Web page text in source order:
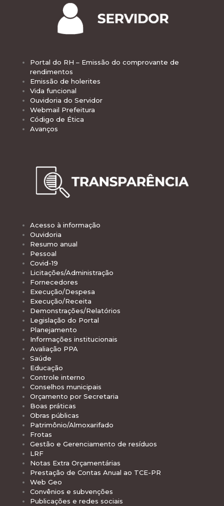
Portal do RH – Emissão do comprovante de
rendimentos
Emissão de holerites
Vida funcional
Ouvidoria do Servidor
Webmail Prefeitura
Código de Ética
Avanços
Acesso à informação
Ouvidoria
Resumo anual
Pessoal
Covid-19
Licitações/Administração
Fornecedores
Execução/Despesa
Execução/Receita
Demonstrações/Relatórios
Legislação do Portal
Planejamento
Informações institucionais
Avaliação PPA
Saúde
Educação
Controle interno
Conselhos municipais
Orçamento por Secretaria
Boas práticas
Obras públicas
Patrimônio/Almoxarifado
Frotas
Gestão e Gerenciamento de resíduos
LRF
Notas Extra Orçamentárias
Prestação de Contas Anual ao TCE-PR
Web Geo
Convênios e subvenções
Publicações e redes sociais